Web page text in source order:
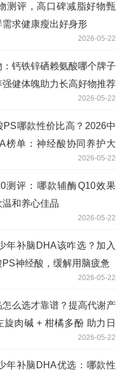
测评，高口碑减脂好物甄
求健康瘦出好身形
2026-05-22
钙铁锌硒赖氨酸哪个牌子
健体魄助力长高好物推荐
2026-05-22
PS哪款性价比高？2026中
榜单：神经酸协同养护大
2026-05-22
测评：哪款辅酶Q10效果
和养心佳品
2026-05-22
年补脑DHA该咋选？加入
神经酸，缓解用脑疲惫
2026-05-22
么选才靠谱？提高代谢产
旋肉碱 + 柑橘多酚 助力日
2026-05-22
年补脑DHA优选：哪款性